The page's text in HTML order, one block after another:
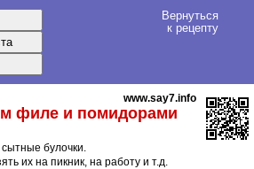
Вернуться
к рецепту
www.say7.info
филе и помидорами
сытные булочки.
их на пикник, на работу и т.д.